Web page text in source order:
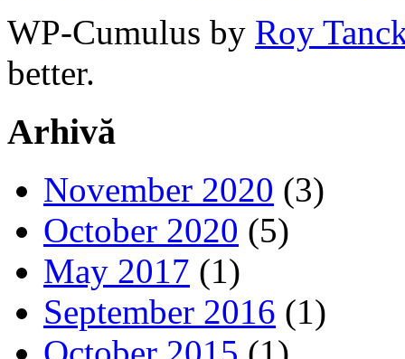
WP-Cumulus by Roy
better.
Arhivă
November 2020 (3)
October 2020 (5)
May 2017 (1)
September 2016 (1)